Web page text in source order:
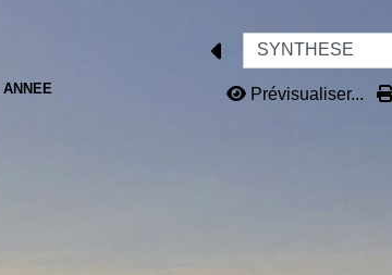
ANNEE
Prévisualiser...